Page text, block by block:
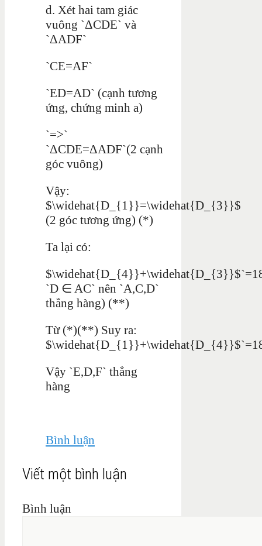
d. Xét hai tam giác
vuông `ΔCDE` và
`ΔADF`
`CE=AF`
`ED=AD` (cạnh tương
ứng, chứng minh a)
`=>`
`ΔCDE=ΔADF`(2 cạnh
góc vuông)
Vậy:
$\widehat{D_{1}}=\widehat{D_{3}}$
(2 góc tương ứng) (*)
Ta lại có:
`D ∈ AC` nên `A,C,D`
thẳng hàng) (**)
Từ (*)(**) Suy ra:
Vậy `E,D,F` thẳng
hàng
Bình luận
Viết một bình luận
Bình luận